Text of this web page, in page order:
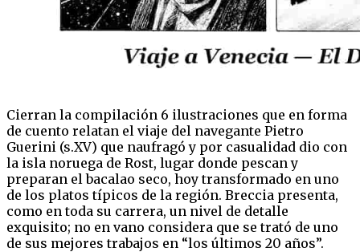
Cierran la compilación 6 ilustraciones que en forma
de cuento relatan el viaje del navegante Pietro
Guerini (s.XV) que naufragó y por casualidad dio con
la isla noruega de Rost, lugar donde pescan y
preparan el bacalao seco, hoy transformado en uno
de los platos típicos de la región. Breccia presenta,
como en toda su carrera, un nivel de detalle
exquisito; no en vano considera que se trató de uno
de sus mejores trabajos en “los últimos 20 años”.